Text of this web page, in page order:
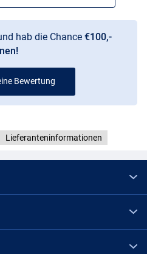
hab die Chance €100,-
Bewertung
Lieferanteninformationen